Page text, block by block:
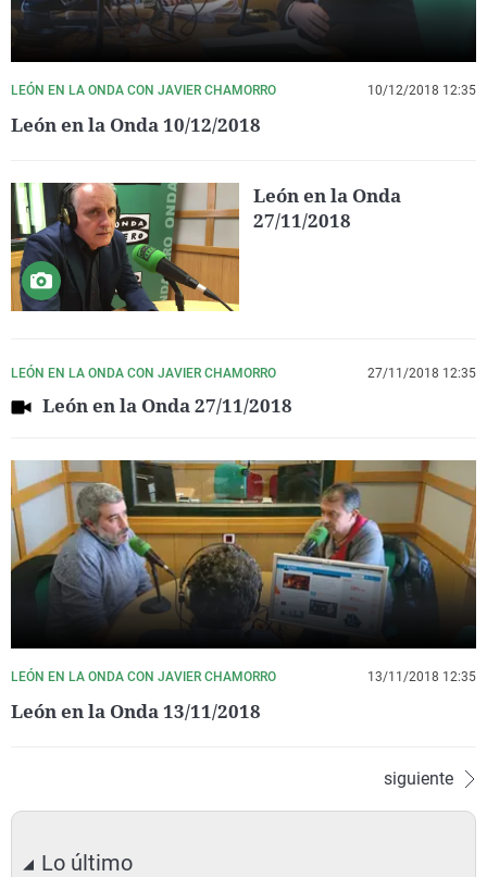
LEÓN EN LA ONDA CON JAVIER CHAMORRO 10/12/2018 12:35
León en la Onda 10/12/2018
León en la Onda
27/11/2018
LEÓN EN LA ONDA CON JAVIER CHAMORRO 27/11/2018 12:35
León en la Onda 27/11/2018
LEÓN EN LA ONDA CON JAVIER CHAMORRO 13/11/2018 12:35
León en la Onda 13/11/2018
siguiente
Lo último